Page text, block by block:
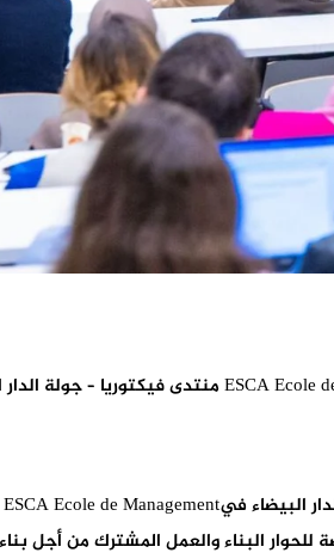
البناء والعمل المشترك من أجل